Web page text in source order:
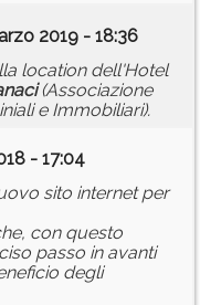
2019 - 18:36
location dell'Hotel
(Associazione
e Immobiliari).
- 17:04
sito internet per
con questo
passo in avanti
degli